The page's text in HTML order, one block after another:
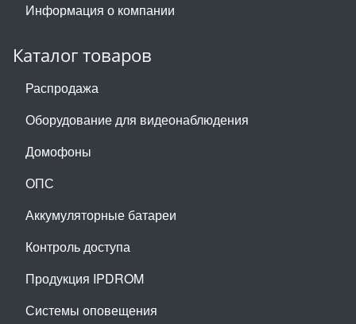
Информация о компании
Каталог товаров
Распродажа
Оборудование для видеонаблюдения
Домофоны
ОПС
Аккумуляторные батареи
Контроль доступа
Продукция IPDROM
Системы оповещения